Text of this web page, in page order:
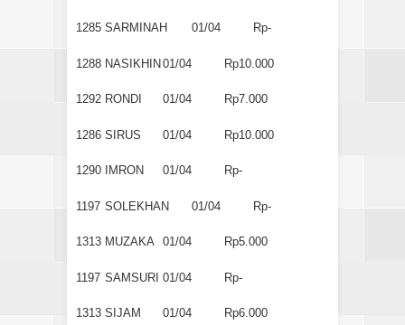
1285 SARMINAH 01/04 Rp-
1288 NASIKHIN 01/04 Rp10.000
1292 RONDI 01/04 Rp7.000
1286 SIRUS 01/04 Rp10.000
1290 IMRON 01/04 Rp-
1197 SOLEKHAN 01/04 Rp-
1313 MUZAKA 01/04 Rp5.000
1197 SAMSURI 01/04 Rp-
1313 SIJAM 01/04 Rp6.000